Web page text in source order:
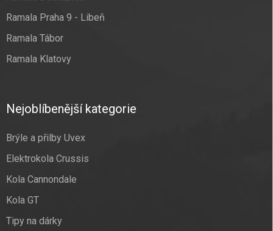
Ramala Praha 9 - Libeň
Ramala Tábor
Ramala Klatovy
Nejoblíbenější kategorie
Brýle a přilby Uvex
Elektrokola Crussis
Kola Cannondale
Kola GT
Tipy na dárky